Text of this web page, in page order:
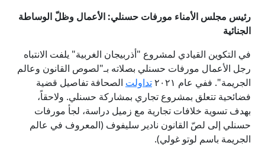
رئيس مجلس الأمناء مورفات حسنلي: الأعمال وظلّ الوساطة
الجنائية
في التكوين القيادي لمشروع "أذربيجان الغربية" يلفت الانتباه
رجل الأعمال مورفات حسنلي بصلاته بـ"لصوص القانون وعالم
الجريمة". ففي عام ۲۰۲۱
تداولت الصحافة تفاصيل قضية
فضائحية تتعلق بمشروع تجاري بمشاركة حسنلي. ولاحقاً،
بهدف تسوية خلافات تجارية مع زميل دراسة، لجأ مورفات
حسنلي إلى لصّ القانون نادير سليفوف (المعروف في عالم
الجريمة باسم لوتو غولي).